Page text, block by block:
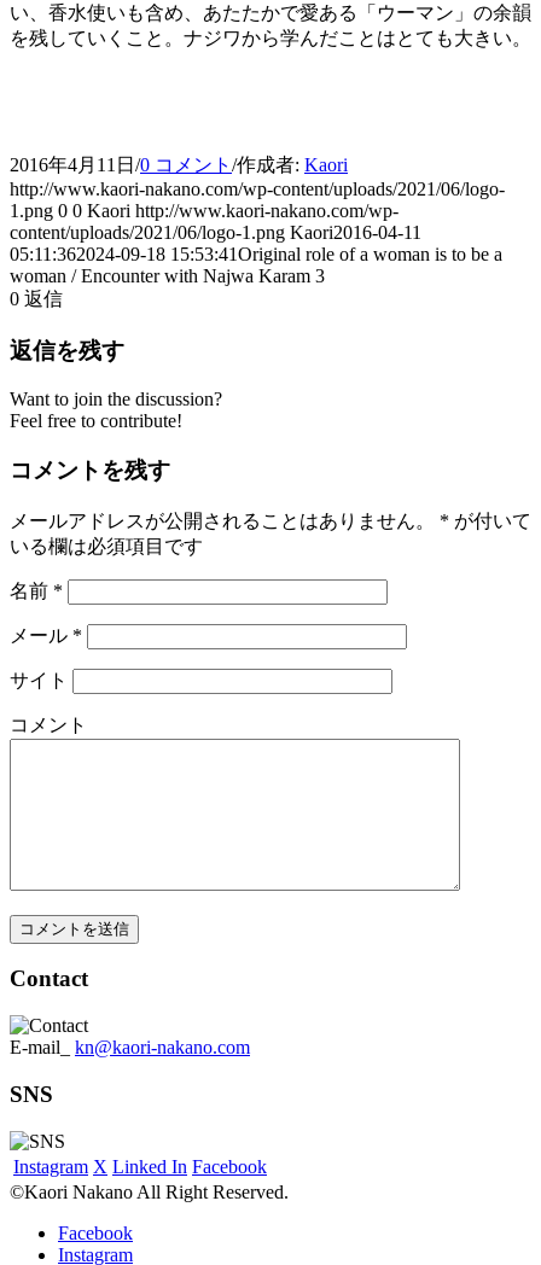
い、香水使いも含め、あたたかで愛ある「ウーマン」の余韻
を残していくこと。ナジワから学んだことはとても大きい。
2016年4月11日 /0 コメント /作成者: Kaori
http://www.kaori-nakano.com/wp-content/uploads/2021/06/logo-
1.png 0 0 Kaori http://www.kaori-nakano.com/wp-
content/uploads/2021/06/logo-1.png Kaori2016-04-11
05:11:362024-09-18 15:53:41Original role of a woman is to be a
woman / Encounter with Najwa Karam 3
0 返信
返信を残す
Want to join the discussion?
Feel free to contribute!
コメントを残す
メールアドレスが公開されることはありません。 * が付いて
いる欄は必須項目です
名前 *
メール *
サイト
コメント
Contact
E-mail_ kn@kaori-nakano.com
SNS
Instagram X Linked In Facebook
©Kaori Nakano All Right Reserved.
Facebook
Instagram